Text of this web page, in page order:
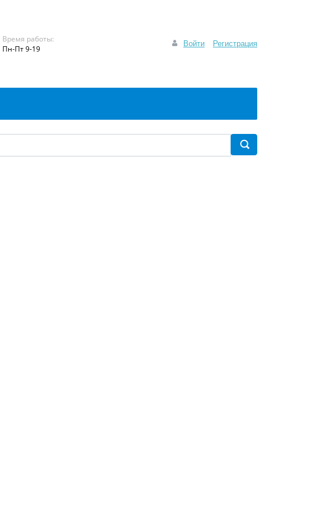
Войти Регистрация
Время работы:
Пн-Пт 9-19